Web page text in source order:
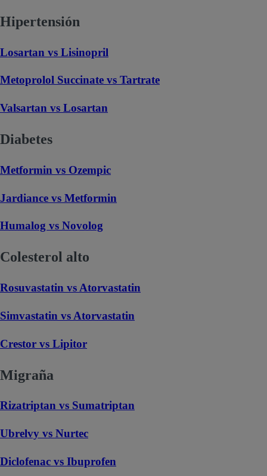
Hipertensión
Losartan vs Lisinopril
Metoprolol Succinate vs Tartrate
Valsartan vs Losartan
Diabetes
Metformin vs Ozempic
Jardiance vs Metformin
Humalog vs Novolog
Colesterol alto
Rosuvastatin vs Atorvastatin
Simvastatin vs Atorvastatin
Crestor vs Lipitor
Migraña
Rizatriptan vs Sumatriptan
Ubrelvy vs Nurtec
Diclofenac vs Ibuprofen